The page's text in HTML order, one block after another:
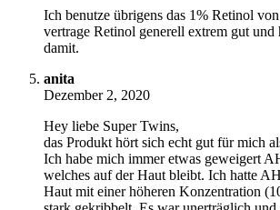
Ich benutze übrigens das 1% Retinol
vertrage Retinol generell extrem gut und
damit.
anita
Dezember 2, 2020
Hey liebe Super Twins,
das Produkt hört sich echt gut für mich
Ich habe mich immer etwas geweigert
welches auf der Haut bleibt. Ich hatte
Haut mit einer höheren Konzentration